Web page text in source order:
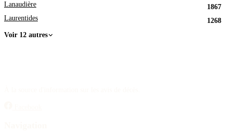
Lanaudière
1867
Laurentides
1268
Voir 12 autres